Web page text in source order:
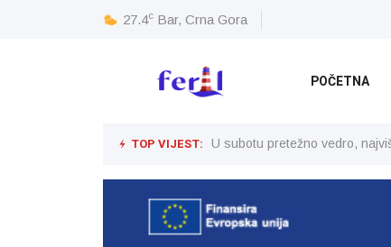
27.4c Bar, Crna Gora
POČETNA
TOP VIJEST: U subotu pretežno vedro,